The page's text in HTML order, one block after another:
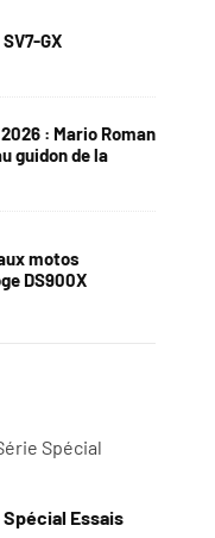
GX
: Mario Roman
guidon de la
motos
DS900X
Essais